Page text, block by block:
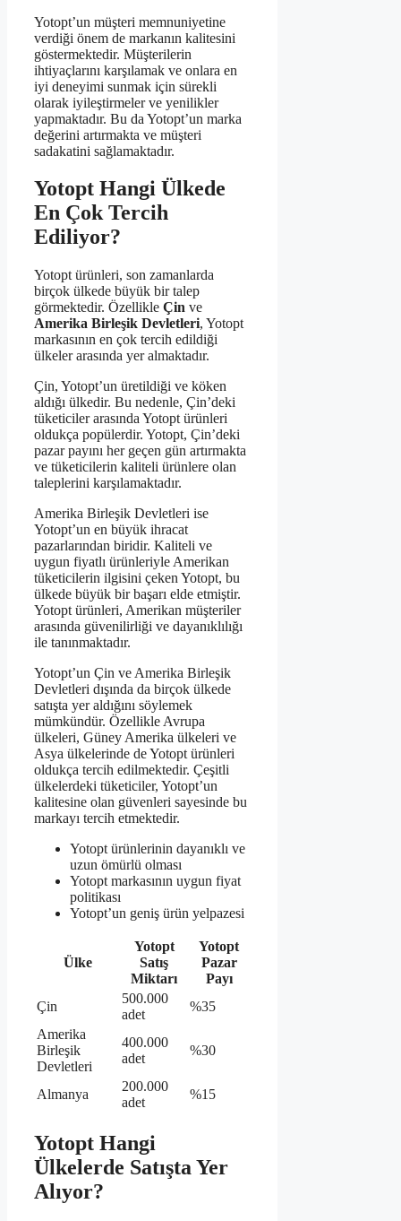
Yotopt’un müşteri memnuniyetine
verdiği önem de markanın kalitesini
göstermektedir. Müşterilerin
ihtiyaçlarını karşılamak ve onlara en
iyi deneyimi sunmak için sürekli
olarak iyileştirmeler ve yenilikler
yapmaktadır. Bu da Yotopt’un marka
değerini artırmakta ve müşteri
sadakatini sağlamaktadır.
Yotopt Hangi Ülkede
En Çok Tercih
Ediliyor?
Yotopt ürünleri, son zamanlarda
birçok ülkede büyük bir talep
görmektedir. Özellikle Çin ve
Amerika Birleşik Devletleri, Yotopt
markasının en çok tercih edildiği
ülkeler arasında yer almaktadır.
Çin, Yotopt’un üretildiği ve köken
aldığı ülkedir. Bu nedenle, Çin’deki
tüketiciler arasında Yotopt ürünleri
oldukça popülerdir. Yotopt, Çin’deki
pazar payını her geçen gün artırmakta
ve tüketicilerin kaliteli ürünlere olan
taleplerini karşılamaktadır.
Amerika Birleşik Devletleri ise
Yotopt’un en büyük ihracat
pazarlarından biridir. Kaliteli ve
uygun fiyatlı ürünleriyle Amerikan
tüketicilerin ilgisini çeken Yotopt, bu
ülkede büyük bir başarı elde etmiştir.
Yotopt ürünleri, Amerikan müşteriler
arasında güvenilirliği ve dayanıklılığı
ile tanınmaktadır.
Yotopt’un Çin ve Amerika Birleşik
Devletleri dışında da birçok ülkede
satışta yer aldığını söylemek
mümkündür. Özellikle Avrupa
ülkeleri, Güney Amerika ülkeleri ve
Asya ülkelerinde de Yotopt ürünleri
oldukça tercih edilmektedir. Çeşitli
ülkelerdeki tüketiciler, Yotopt’un
kalitesine olan güvenleri sayesinde bu
markayı tercih etmektedir.
Yotopt ürünlerinin dayanıklı ve
uzun ömürlü olması
Yotopt markasının uygun fiyat
politikası
Yotopt’un geniş ürün yelpazesi
Ülke
Yotopt
Satış
Miktarı
Yotopt
Pazar
Payı
Çin
500.000
adet
%35
Amerika
Birleşik
Devletleri
400.000
adet
%30
Almanya
200.000
adet
%15
Yotopt Hangi
Ülkelerde Satışta Yer
Alıyor?